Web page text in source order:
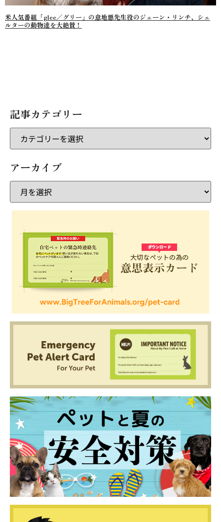
米人気番組「glee／グリー」の意地悪先生役のジェーン・リンチ、シェ
ルターの動物達を大絶賛！
記事カテゴリー
アーカイブ